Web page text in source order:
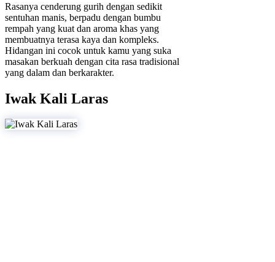
Rasanya cenderung gurih dengan sedikit
sentuhan manis, berpadu dengan bumbu
rempah yang kuat dan aroma khas yang
membuatnya terasa kaya dan kompleks.
Hidangan ini cocok untuk kamu yang suka
masakan berkuah dengan cita rasa tradisional
yang dalam dan berkarakter.
Iwak Kali Laras